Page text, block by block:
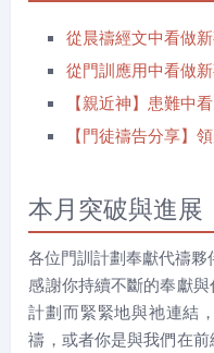
從晨禱經文中看做
從門訓應用中看做
【親近神】患難中
【門徒禱告分享】
本月突破與進展
各位門訓計劃奉獻代禱夥
感謝你持續不斷的奉獻
計劃而緊緊地與祂連結
禱，或者你是與我們在